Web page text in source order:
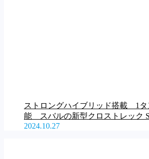
ストロングハイブリッド搭載 1タ
能 スバルの新型クロストレック
2024.10.27